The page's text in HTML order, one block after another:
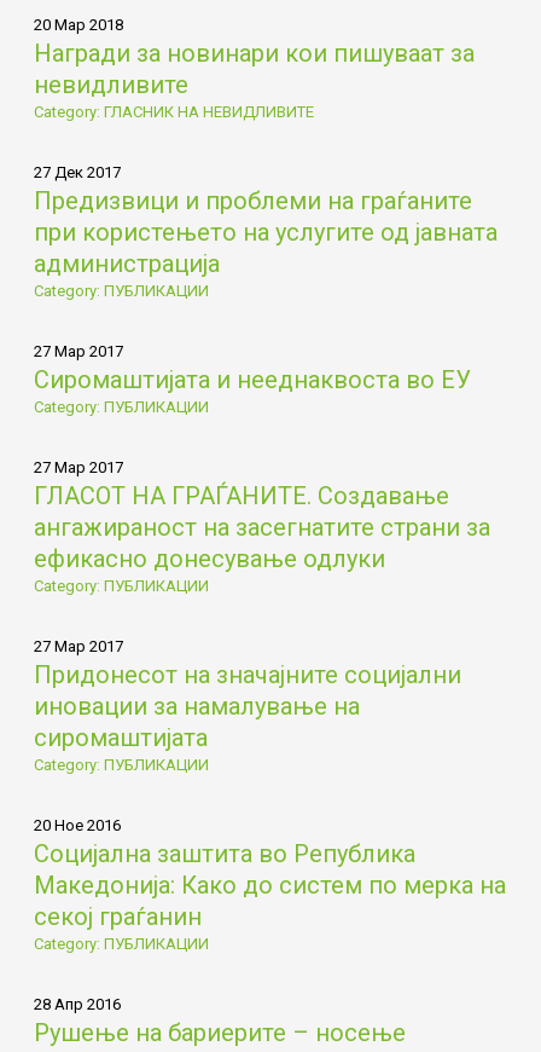
20 Мар 2018
Награди за новинари кои пишуваат за
невидливите
Category: ГЛАСНИК НА НЕВИДЛИВИТЕ
27 Дек 2017
Предизвици и проблеми на граѓаните
при користењето на услугите од јавната
администрација
Category: ПУБЛИКАЦИИ
27 Мар 2017
Сиромаштијата и нееднаквоста во ЕУ
Category: ПУБЛИКАЦИИ
27 Мар 2017
ГЛАСОТ НА ГРАЃАНИТЕ. Создавање
ангажираност на засегнатите страни за
ефикасно донесување одлуки
Category: ПУБЛИКАЦИИ
27 Мар 2017
Придонесот на значајните социјални
иновации за намалување на
сиромаштијата
Category: ПУБЛИКАЦИИ
20 Ное 2016
Социјална заштита во Република
Македонија: Како до систем по мерка на
секој граѓанин
Category: ПУБЛИКАЦИИ
28 Апр 2016
Рушење на бариерите – носење